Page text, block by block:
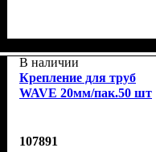
В наличии
Крепление для труб
WAVE 20мм/пак.50 шт
107891